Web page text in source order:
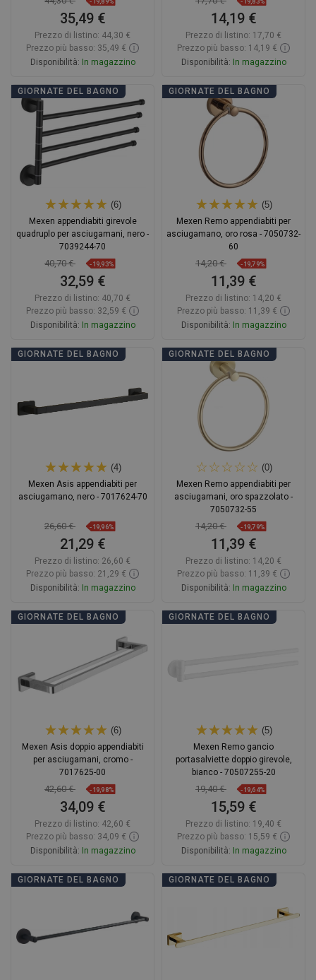
35,49 €
Prezzo di listino: 44,30 €
Prezzo più basso: 35,49 €
Disponibilità: In magazzino
Aggiungi al carrello
favorite_border Preferito
Confrontare
14,19 €
Prezzo di listino: 17,70 €
Prezzo più basso: 14,19 €
Disponibilità: In magazzino
Aggiungi al carrello
favorite_border Preferito
Confrontare
GIORNATE DEL BAGNO
(6)
Mexen appendiabiti girevole
quadruplo per asciugamani, nero -
7039244-70
40,70 € -19,93%
32,59 €
Prezzo di listino: 40,70 €
Prezzo più basso: 32,59 €
Disponibilità: In magazzino
Aggiungi al carrello
GIORNATE DEL BAGNO
(5)
Mexen Remo appendiabiti per
asciugamano, oro rosa - 7050732-
60
14,20 € -19,79%
11,39 €
Prezzo di listino: 14,20 €
Prezzo più basso: 11,39 €
Disponibilità: In magazzino
Aggiungi al carrello
favorite_border Preferito
Confrontare
GIORNATE DEL BAGNO
(4)
Mexen Asis appendiabiti per
asciugamano, nero - 7017624-70
26,60 € -19,96%
21,29 €
Prezzo di listino: 26,60 €
Prezzo più basso: 21,29 €
Disponibilità: In magazzino
Aggiungi al carrello
Preferito
GIORNATE DEL BAGNO
(0)
Mexen Remo appendiabiti per
asciugamani, oro spazzolato -
7050732-55
14,20 € -19,79%
11,39 €
Prezzo di listino: 14,20 €
Prezzo più basso: 11,39 €
Disponibilità: In magazzino
Aggiungi al carrello
GIORNATE DEL BAGNO
(6)
Mexen Asis doppio appendiabiti
per asciugamani, cromo -
7017625-00
42,60 € -19,98%
34,09 €
Prezzo di listino: 42,60 €
Prezzo più basso: 34,09 €
Disponibilità: In magazzino
Aggiungi al carrello
GIORNATE DEL BAGNO
(5)
Mexen Remo gancio
portasalviette doppio girevole,
bianco - 70507255-20
19,40 € -19,64%
15,59 €
Prezzo di listino: 19,40 €
Prezzo più basso: 15,59 €
Disponibilità: In magazzino
Aggiungi al carrello
GIORNATE DEL BAGNO GIORNATE DEL BAGNO